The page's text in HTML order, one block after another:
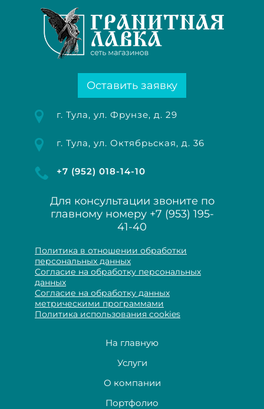
Оставить заявку
г. Тула, ул. Фрунзе, д. 29
г. Тула, ул. Октябрьская, д. 36
+7 (952) 018-14-10
Для консультации звоните по
главному номеру +7 (953) 195-
41-40
Политика в отношении обработки
персональных данных
Согласие на обработку персональных
данных
Согласие на обработку данных
метрическими программами
Политика использования cookies
На главную
Услуги
О компании
Портфолио